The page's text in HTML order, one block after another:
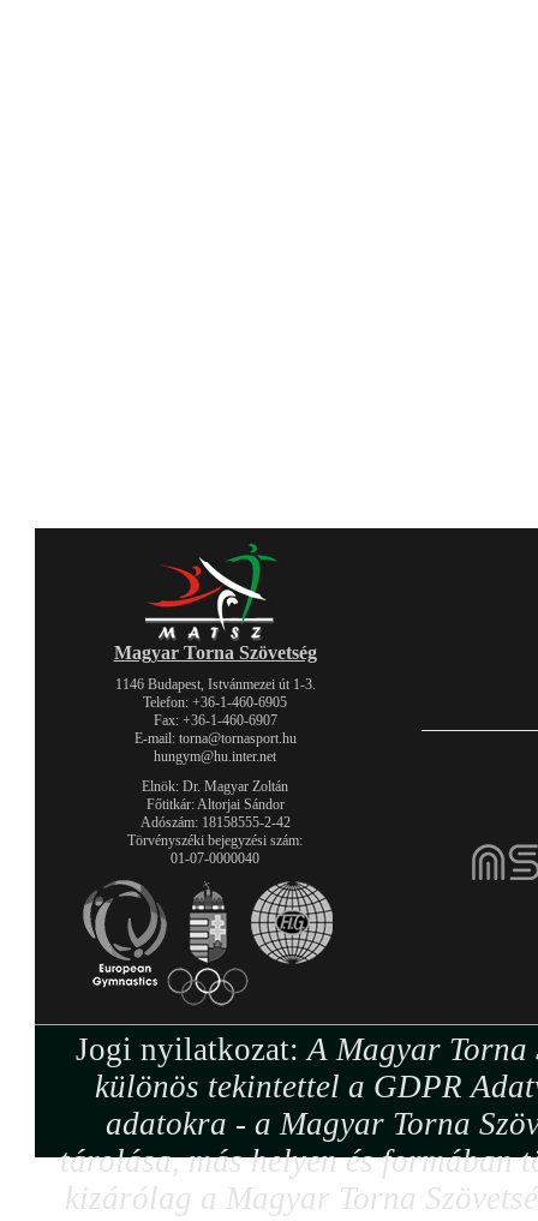
Magyar Torna Szövetség
1146 Budapest, Istvánmezei út 1-3.
Telefon: +36-1-460-6905
Fax: +36-1-460-6907
E-mail: torna@tornasport.hu
hungym@hu.inter.net
Elnök: Dr. Magyar Zoltán
Főtitkár: Altorjai Sándor
Adószám: 18158555-2-42
Törvényszéki bejegyzési szám:
01-07-0000040
Jogi nyilatkozat:A Magyar Torna
különös tekintettel a GDPR
adatokra - a Magyar Torna
tárolása, más helyen és formában
kizárólag a Magyar Torna